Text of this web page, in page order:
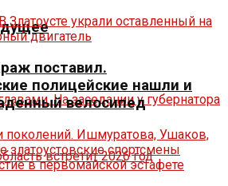
поставил.
полицейские нашли и
велосипед